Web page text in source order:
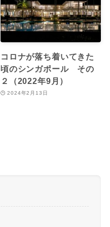
コロナが落ち着いてきた
頃のシンガポール その
２（2022年9月）
2024年2月13日